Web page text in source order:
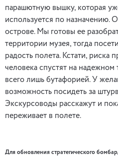
парашютную вышку, которая
используется по назначению.
острове. Мы готовы ее
территории музея, тогда
радость полета. Кстати, риска
человека спустят на надежном
всего лишь бутафорией. У
возможность посидеть за
Экскурсоводы расскажут и
переживает в полете.
Для обновления стратегического